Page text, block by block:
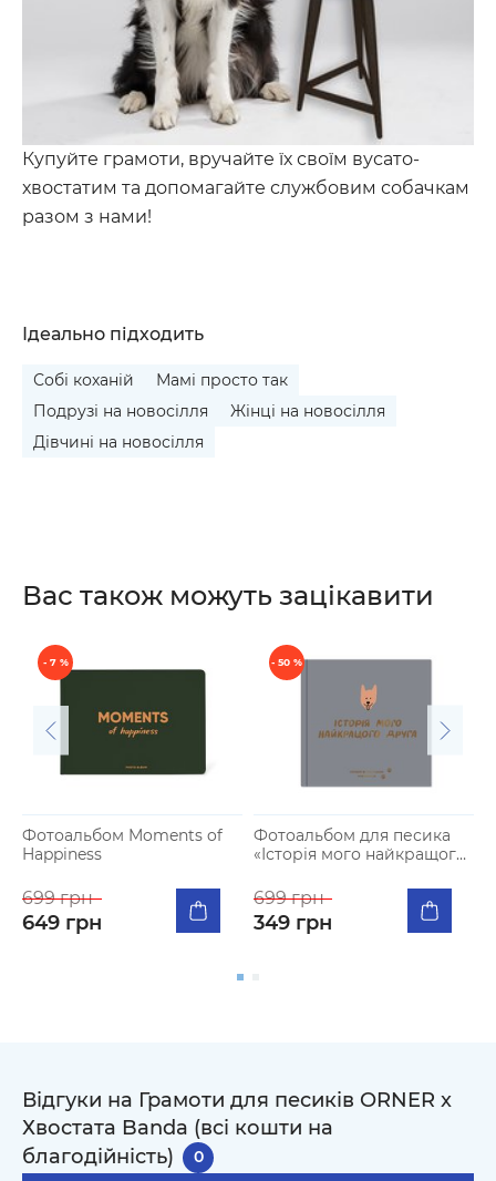
Купуйте грамоти, вручайте їх своїм вусато-
хвостатим та допомагайте службовим собачкам
разом з нами!
Ідеально підходить
Собі коханій
Мамі просто так
Подрузі на новосілля
Жінці на новосілля
Дівчині на новосілля
Вас також можуть зацікавити
- 7 %
Фотоальбом Moments of
Happiness
699 грн
649 грн
- 50 %
Фотоальбом для песика
«Історія мого найкращого
699 грн
349 грн
Відгуки на Грамоти для песиків ORNER x
Хвостата Banda (всі кошти на
благодійність)
0